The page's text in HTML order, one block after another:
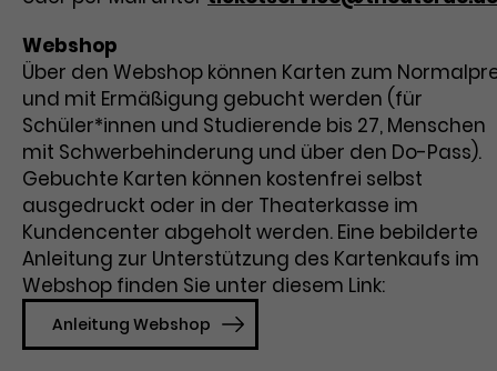
Zweck
installiert. Das Cookie wird verwendet,
um Informationen darüber zu speichern,
wie Besucher*innen eine Website
nutzen, und hilft bei der Erstellung eines
Analyseberichts über die Performance
der Website. Die erhobenen Daten
umfassen in anonymisierter Form die
Anzahl der Besuche, die Quelle, aus der
sie stammen, und die besuchten Seiten.
Name
Anbieter Google Ads
Laufzeit 3 Monate
Zweck
Dieses Cookie speichert Informationen
zu Werbeklicks und dient der Zuordnung
von Conversions zu Google Ads-
Kampagnen.
Webshop
Über den Webshop können Karten zum
und mit Ermäßigung gebucht werden (für
Schüler*innen und Studierende bis 27, Menschen
mit Schwerbehinderung und über den Do-Pass).
Gebuchte Karten können kostenfrei selbst
ausgedruckt oder in der Theaterkasse im
Kundencenter abgeholt werden. Eine bebilderte
Anleitung zur Unterstützung des Kartenkaufs im
Webshop finden Sie unter diesem Link:
Anleitung Webshop